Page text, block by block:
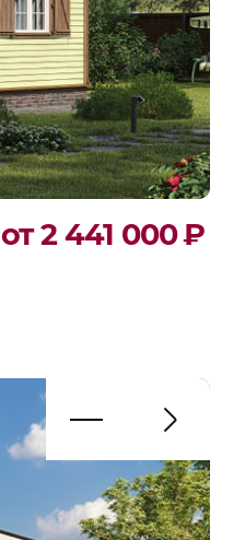
от 2 441 000₽